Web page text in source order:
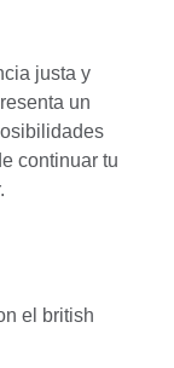
justa y
un
continuar tu